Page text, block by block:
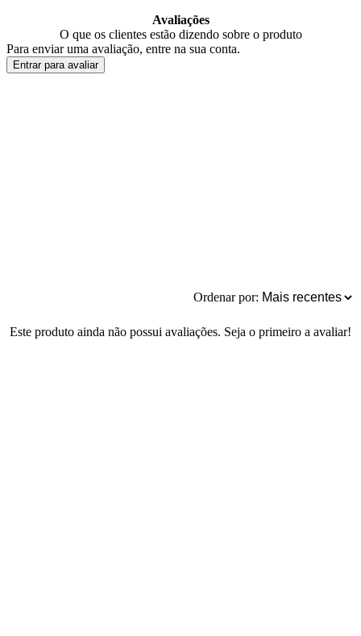
Avaliações
O que os clientes estão dizendo sobre o produto
Para enviar uma avaliação, entre na sua conta.
Entrar para avaliar
Ordenar por:
Este produto ainda não possui avaliações. Seja o primeiro a avaliar!